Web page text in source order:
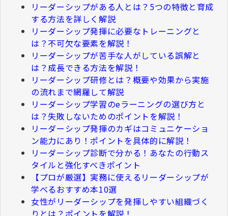
リーダーシップがある人とは？5つの特徴と育成
する方法を詳しく解説
リーダーシップ発揮に必要なトレーニングと
は？不可欠な要素を解説！
リーダーシップが苦手な人がしている誤解と
は？成長できる方法を解説！
リーダーシップ研修とは？概要や効果から実施
の流れまで網羅して解説
リーダーシップ学習のeラーニングの選び方と
は？失敗しないためのポイントを解説！
リーダーシップ発揮のカギはコミュニケーショ
ン能力にあり！ポイントを具体的に解説！
リーダーシップ診断で分かる！あなたの行動ス
タイルと強化すべきポイント
【プロが厳選】実務に使えるリーダーシップが
学べるおすすめ本10選
女性がリーダーシップを発揮しやすい組織づく
りとは？ポイントを解説！